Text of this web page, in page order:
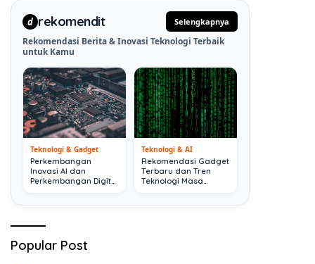
d rekomendit Selengkapnya
Rekomendasi Berita & Inovasi Teknologi Terbaik
untuk Kamu
Teknologi & Gadget
Perkembangan
Inovasi AI dan
Perkembangan Digital
Teknologi & AI
Rekomendasi Gadget
Terbaru dan Tren
Teknologi Masa
Popular Post